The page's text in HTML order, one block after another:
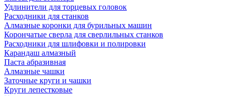
Удлинители для торцевых головок
Расходники для станков
Алмазные коронки для бурильных машин
Корончатые сверла для сверлильных станков
Расходники для шлифовки и полировки
Карандаш алмазный
Паста абразивная
Алмазные чашки
Заточные круги и чашки
Круги лепестковые